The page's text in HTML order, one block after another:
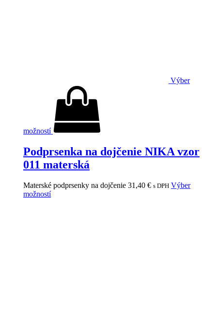
Výber
možností
Podprsenka na dojčenie NIKA vzor
011 materská
Materské podprsenky na dojčenie 31,40 € s DPH Výber
možností